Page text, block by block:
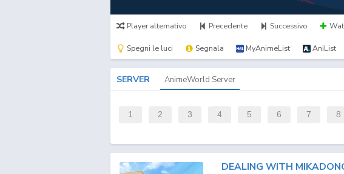
Player alternativo Precedente Successivo
Spegni le luci Segnala MyAnimeList AniList
SERVER AnimeWorld Server
1 2 3 4 5 6 7 8
DEALING WITH